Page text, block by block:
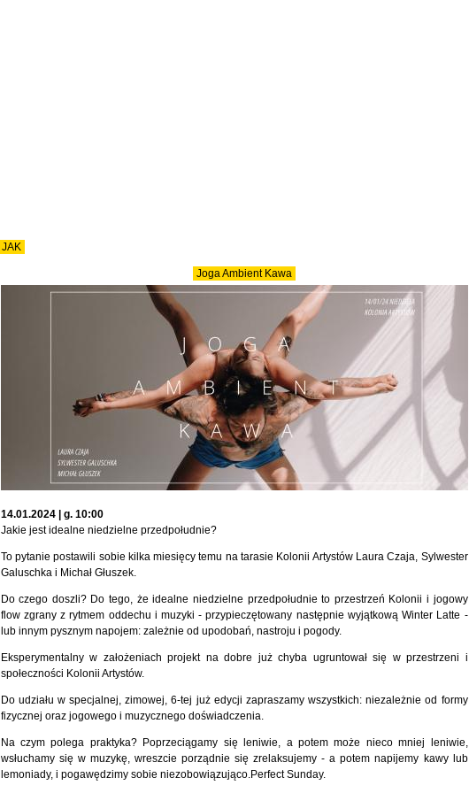
JAK
Joga Ambient Kawa
14.01.2024 | g. 10:00
Jakie jest idealne niedzielne przedpołudnie?
To pytanie postawili sobie kilka miesięcy temu na tarasie Kolonii Artystów Laura Czaja, Sylwester
Galuschka i Michał Głuszek.
Do czego doszli? Do tego, że idealne niedzielne przedpołudnie to przestrzeń Kolonii i jogowy
flow zgrany z rytmem oddechu i muzyki - przypieczętowany następnie wyjątkową Winter Latte -
lub innym pysznym napojem: zależnie od upodobań, nastroju i pogody.
Eksperymentalny w założeniach projekt na dobre już chyba ugruntował się w przestrzeni i
społeczności Kolonii Artystów.
Do udziału w specjalnej, zimowej, 6-tej już edycji zapraszamy wszystkich: niezależnie od formy
fizycznej oraz jogowego i muzycznego doświadczenia.
Na czym polega praktyka? Poprzeciągamy się leniwie, a potem może nieco mniej leniwie,
wsłuchamy się w muzykę, wreszcie porządnie się zrelaksujemy - a potem napijemy kawy lub
lemoniady, i pogawędzimy sobie niezobowiązująco.Perfect Sunday.